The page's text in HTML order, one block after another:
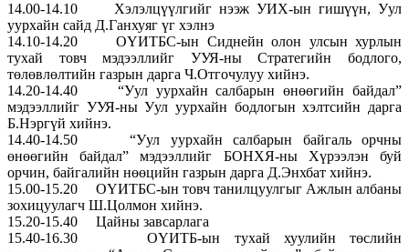
14.00-14.10 Хэлэлцүүлгийг нээж УИХ-ын гишүүн, Уул
уурхайн сайд Д.Ганхуяг үг хэлнэ
14.10-14.20 ОҮИТБС-ын Сиднейн олон улсын хурлын
тухай товч мэдээллийг УУЯ-ны Стратегийн бодлого,
төлөвлөлтийн газрын дарга Ч.Отгочулуу хийнэ.
14.20-14.40 “Уул уурхайн салбарын өнөөгийн байдал”
мэдээллийг УУЯ-ны Уул уурхайн бодлогын хэлтсийн дарга
Б.Нэргүй хийнэ.
14.40-14.50 “Уул уурхайн салбарын байгаль орчны
өнөөгийн байдал” мэдээллийг БОНХЯ-ны Хүрээлэн буй
орчин, байгалийн нөөцийн газрын дарга Д.Энхбат хийнэ.
15.00-15.20 ОҮИТБС-ын товч танилцуулгыг Ажлын албаны
зохицуулагч Ш.Цолмон хийнэ.
15.20-15.40 Цайны завсарлага
15.40-16.30 ОҮИТБ-ын тухай хуулийн төслийн